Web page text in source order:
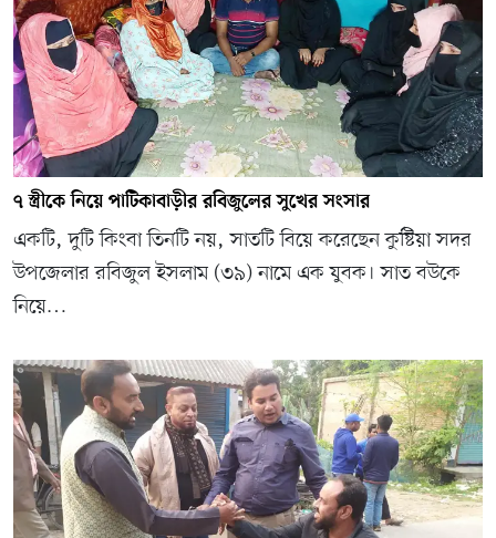
৭ স্ত্রীকে নিয়ে পাটিকাবাড়ীর রবিজুলের সুখের সংসার
একটি, দুটি কিংবা তিনটি নয়, সাতটি বিয়ে করেছেন কুষ্টিয়া সদর
উপজেলার রবিজুল ইসলাম (৩৯) নামে এক যুবক। সাত বউকে
নিয়ে…